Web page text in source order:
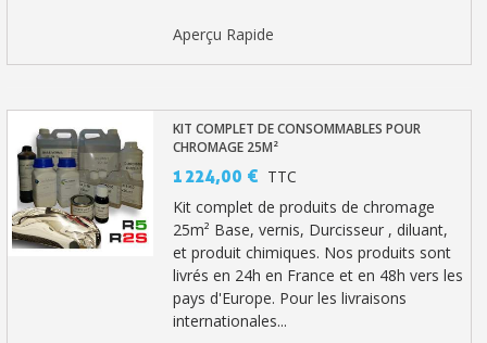
Aperçu Rapide
KIT COMPLET DE CONSOMMABLES POUR
CHROMAGE 25M²
1 224,00 € TTC
Kit complet de produits de chromage
25m² Base, vernis, Durcisseur , diluant,
et produit chimiques. Nos produits sont
livrés en 24h en France et en 48h vers les
pays d'Europe. Pour les livraisons
internationales...